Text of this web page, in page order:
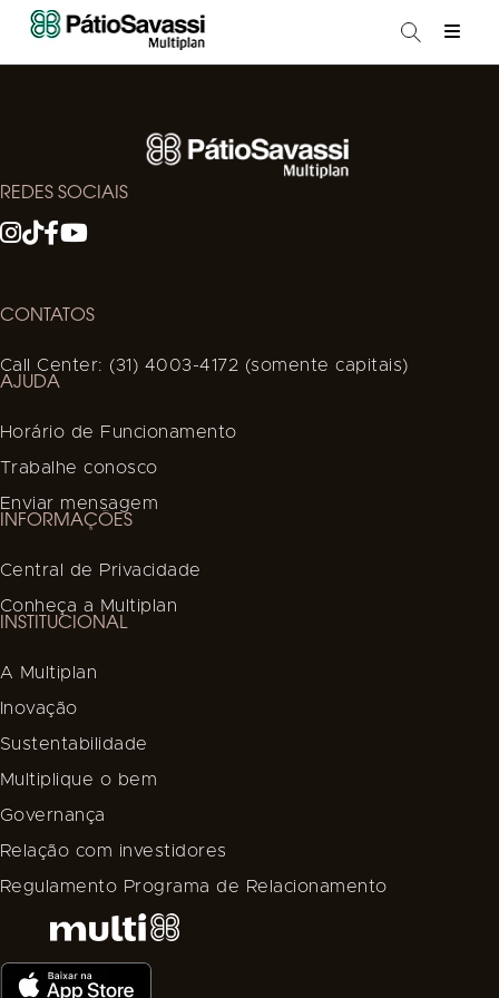
REDES SOCIAIS
CONTATOS
Call Center: (31) 4003-4172 (somente capitais)
AJUDA
Horário de Funcionamento
Trabalhe conosco
Enviar mensagem
INFORMAÇÕES
Central de Privacidade
Conheça a Multiplan
INSTITUCIONAL
A Multiplan
Inovação
Sustentabilidade
Multiplique o bem
Governança
Relação com investidores
Regulamento Programa de Relacionamento